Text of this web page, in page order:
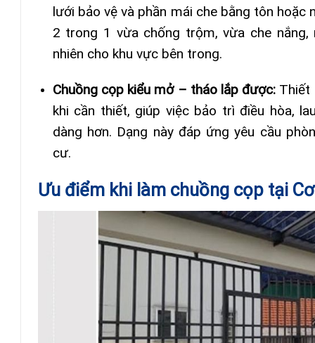
lưới bảo vệ và phần mái che bằng tôn hoặc
2 trong 1 vừa chống trộm, vừa che
nhiên cho khu vực bên trong.
Chuồng cọp kiểu mở – tháo lắp được: Thiết
khi cần thiết, giúp việc bảo trì điều hòa,
dàng hơn. Dạng này đáp ứng yêu cầu
cư.
Ưu điểm khi làm chuồng cọp tại